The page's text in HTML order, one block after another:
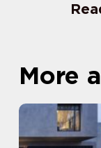
More